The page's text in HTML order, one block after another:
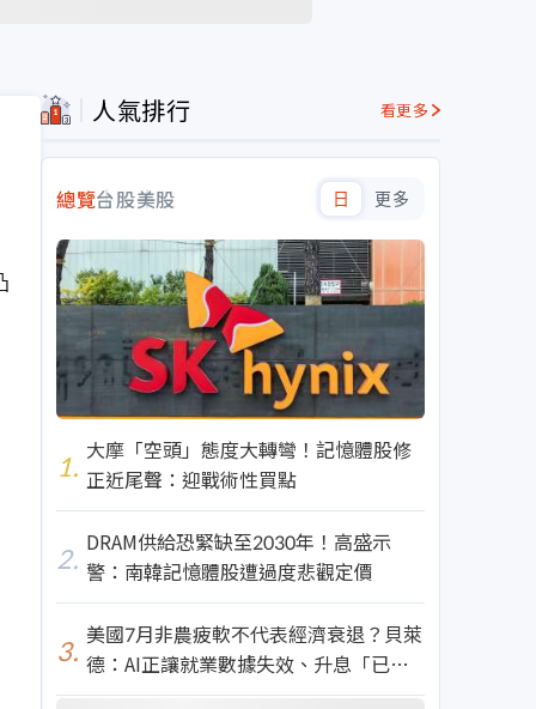
人氣排行 看更多
總覽台股美股 日 更多
1. 大摩「空頭」態度大轉彎！記憶體股修
正近尾聲：迎戰術性買點
2. DRAM供給恐緊缺至2030年！高盛示
警：南韓記憶體股遭過度悲觀定價
3. 美國7月非農疲軟不代表經濟衰退？貝萊
德：AI正讓就業數據失效、升息「已無
意義」